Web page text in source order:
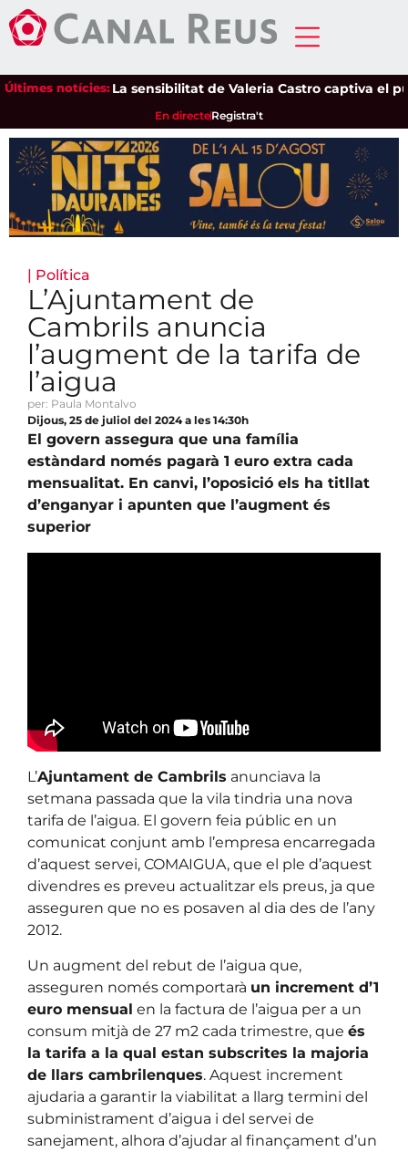
Últimes notícies:La sensibilitat de Valeria Castro captiva el
En directeRegistra't
| Política
L’Ajuntament de
Cambrils anuncia
l’augment de la tarifa de
l’aigua
per: Paula Montalvo
Dijous, 25 de juliol del 2024 a les 14:30h
El govern assegura que una família
estàndard només pagarà 1 euro extra cada
mensualitat. En canvi, l’oposició els ha titllat
d’enganyar i apunten que l’augment és
superior
L’Ajuntament de Cambrils anunciava la
setmana passada que la vila tindria una nova
tarifa de l’aigua. El govern feia públic en un
comunicat conjunt amb l’empresa encarregada
d’aquest servei, COMAIGUA, que el ple d’aquest
divendres es preveu actualitzar els preus, ja que
asseguren que no es posaven al dia des de l’any
2012.
Un augment del rebut de l’aigua que,
asseguren només comportarà un increment d’1
euro mensual en la factura de l’aigua per a un
consum mitjà de 27 m2 cada trimestre, que és
la tarifa a la qual estan subscrites la majoria
de llars cambrilenques. Aquest increment
ajudaria a garantir la viabilitat a llarg termini del
subministrament d’aigua i del servei de
sanejament, alhora d’ajudar al finançament d’un